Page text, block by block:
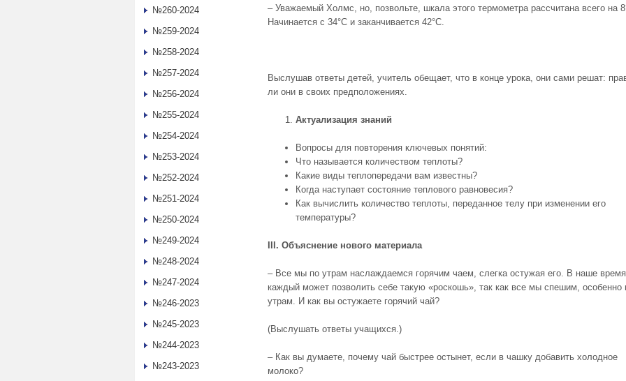
– Уважаемый Холмс, но, позвольте, шкала этого термометра рассчитана всего на
Начинается с 34°С и заканчивается 42°С.
Выслушав ответы детей, учитель обещает, что в конце урока, они сами решат:
ли они в своих предположениях.
Актуализация знаний
Вопросы для повторения ключевых понятий:
Что называется количеством теплоты?
Какие виды теплопередачи вам известны?
Когда наступает состояние теплового равновесия?
Как вычислить количество теплоты, переданное телу при изменении его
температуры?
III. Объяснение нового материала
– Все мы по утрам наслаждаемся горячим чаем, слегка остужая его. В наше
каждый может позволить себе такую «роскошь», так как все мы спешим, особенно
утрам. И как вы остужаете горячий чай?
(Выслушать ответы учащихся.)
– Как вы думаете, почему чай быстрее остынет, если в чашку добавить холод­ное
молоко?
№260-2024
№259-2024
№258-2024
№257-2024
№256-2024
№255-2024
№254-2024
№253-2024
№252-2024
№251-2024
№250-2024
№249-2024
№248-2024
№247-2024
№246-2023
№245-2023
№244-2023
№243-2023